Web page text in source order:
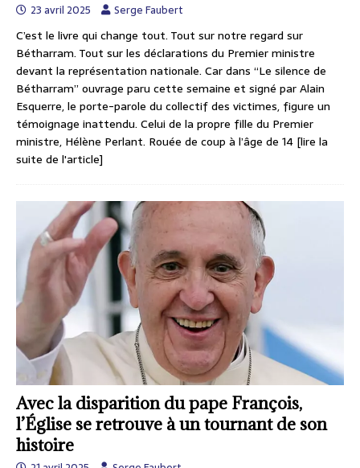
23 avril 2025 Serge Faubert
C’est le livre qui change tout. Tout sur notre regard sur
Bétharram. Tout sur les déclarations du Premier ministre
devant la représentation nationale. Car dans “Le silence de
Bétharram” ouvrage paru cette semaine et signé par Alain
Esquerre, le porte-parole du collectif des victimes, figure un
témoignage inattendu. Celui de la propre fille du Premier
ministre, Hélène Perlant. Rouée de coup à l’âge de 14 [lire la
suite de l'article]
Avec la disparition du pape François,
l’Église se retrouve à un tournant de son
histoire